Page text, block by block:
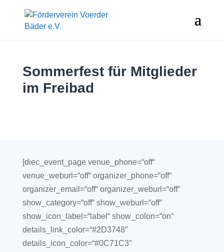
Sommerfest für Mitglieder
im Freibad
[diec_event_page venue_phone=“off“
venue_weburl=“off“ organizer_phone=“off“
organizer_email=“off“ organizer_weburl=“off“
show_category=“off“ show_weburl=“off“
show_icon_label=“label“ show_colon=“on“
details_link_color=“#2D3748″
details_icon_color=“#0C71C3″